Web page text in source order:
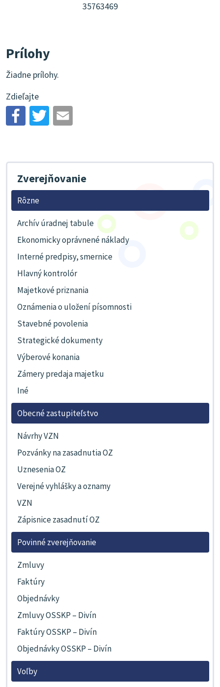
35763469
Prílohy
Žiadne prílohy.
Zdieľajte
Zverejňovanie
Rôzne
Archív úradnej tabule
Ekonomicky oprávnené náklady
Interné predpisy, smernice
Hlavný kontrolór
Majetkové priznania
Oznámenia o uložení písomnosti
Stavebné povolenia
Strategické dokumenty
Výberové konania
Zámery predaja majetku
Iné
Obecné zastupiteľstvo
Návrhy VZN
Pozvánky na zasadnutia OZ
Uznesenia OZ
Verejné vyhlášky a oznamy
VZN
Zápisnice zasadnutí OZ
Povinné zverejňovanie
Zmluvy
Faktúry
Objednávky
Zmluvy OSSKP – Divín
Faktúry OSSKP – Divín
Objednávky OSSKP – Divín
Voľby